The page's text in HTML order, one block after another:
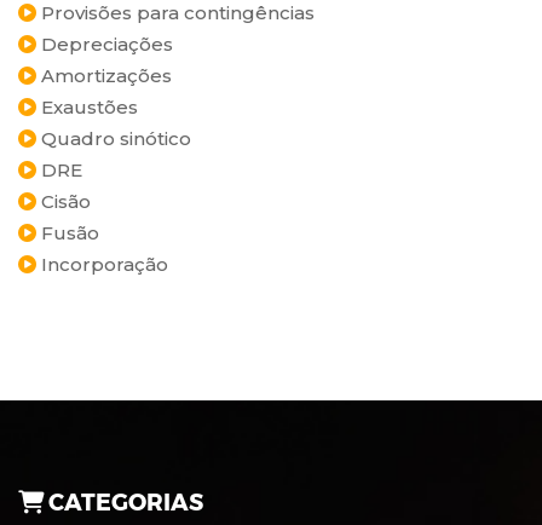
Provisões para contingências
Depreciações
Amortizações
Exaustões
Quadro sinótico
DRE
Cisão
Fusão
Incorporação
CATEGORIAS